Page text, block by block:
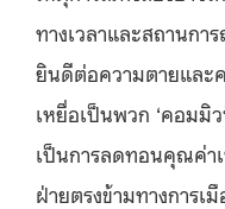
ทางเวลาและสถานกา
ยินดีต่อความตายและ
เหยื่อเป็นพวก ‘คอมมิว
เป็นการลดทอนคุณค่า
ฝ่ายตรงข้ามทางการเ